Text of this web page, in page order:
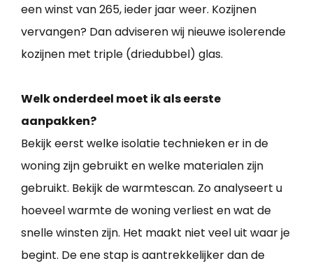
een winst van 265, ieder jaar weer. Kozijnen
vervangen? Dan adviseren wij nieuwe isolerende
kozijnen met triple (driedubbel) glas.
Welk onderdeel moet ik als eerste
aanpakken?
Bekijk eerst welke isolatie technieken er in de
woning zijn gebruikt en welke materialen zijn
gebruikt. Bekijk de warmtescan. Zo analyseert u
hoeveel warmte de woning verliest en wat de
snelle winsten zijn. Het maakt niet veel uit waar je
begint. De ene stap is aantrekkelijker dan de